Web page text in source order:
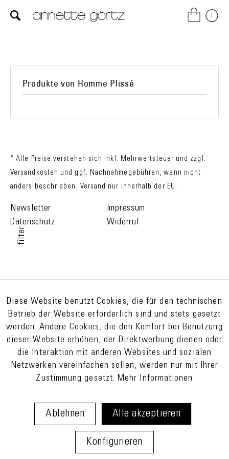
filter
Produkte von Homme Plissé
* Alle Preise verstehen sich inkl. Mehrwertsteuer und zzgl.
Versandkosten und ggf. Nachnahmegebühren, wenn nicht
anders beschrieben. Versand nur innerhalb der EU.
Newsletter
Impressum
Datenschutz
Widerruf
Diese Website benutzt Cookies, die für den technischen
Betrieb der Website erforderlich sind und stets gesetzt
werden. Andere Cookies, die den Komfort bei Benutzung
dieser Website erhöhen, der Direktwerbung dienen oder
die Interaktion mit anderen Websites und sozialen
Netzwerken vereinfachen sollen, werden nur mit Ihrer
Zustimmung gesetzt.Mehr Informationen
Ablehnen Alle akzeptieren
Konfigurieren